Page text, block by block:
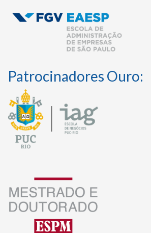
Patrocinadores Ouro: